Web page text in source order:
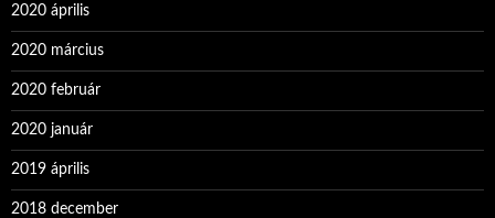
2020 április
2020 március
2020 február
2020 január
2019 április
2018 december